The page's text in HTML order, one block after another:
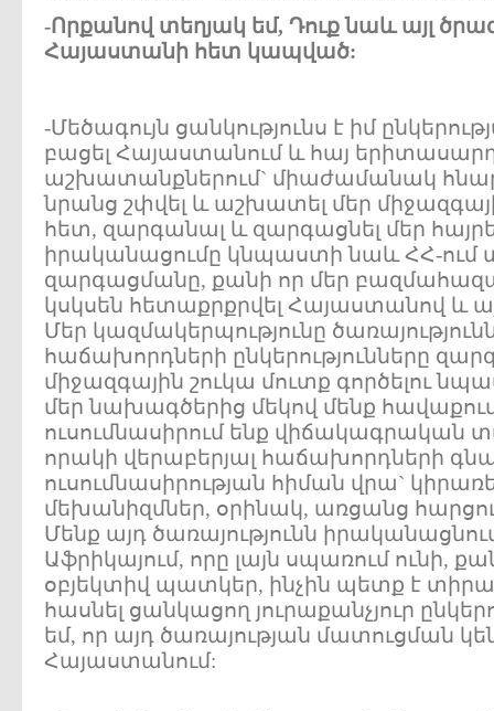
-Որքանով տեղյակ եմ, Դուք նաև այլ
Հայաստանի հետ կապված:
-Մեծագույն ցանկությունս է իմ
բացել Հայաստանում և հայ
աշխատանքներում` միաժամանակ
նրանց շփվել և աշխատել մեր
հետ, զարգանալ և զարգացնել մեր
իրականացումը կնպաստի նաև ՀՀ-ում
զարգացմանը, քանի որ մեր
կսկսեն հետաքրքրվել Հայաստանով և
Մեր կազմակերպությունը
հաճախորդների ընկերությունները
միջազգային շուկա մուտք գործելու
մեր նախագծերից մեկով մենք
ուսումնասիրում ենք վիճակագրական
որակի վերաբերյալ հաճախորդների
ուսումնասիրության հիման վրա`
մեխանիզմներ, օրինակ, առցանց
Մենք այդ ծառայությունն
Աֆրիկայում, որը լայն սպառում ունի,
օբյեկտիվ պատկեր, ինչին պետք է
հասնել ցանկացող յուրաքանչյուր
եմ, որ այդ ծառայության մատուցման
Հայաստանում: